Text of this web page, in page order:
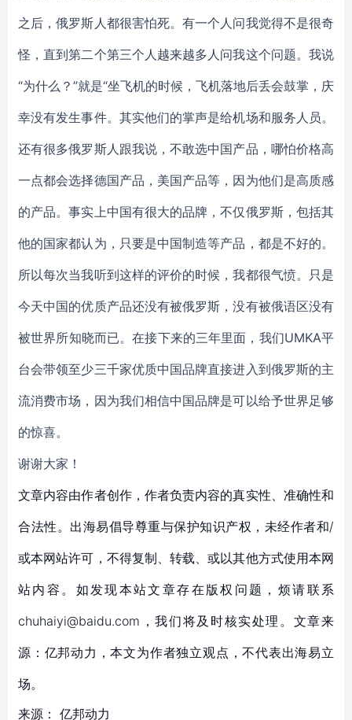
之后，俄罗斯人都很害怕死。有一个人问我觉得不是很奇
怪，直到第二个第三个人越来越多人问我这个问题。我说
“为什么？”就是“坐飞机的时候，飞机落地后丢会鼓掌，庆
幸没有发生事件。其实他们的掌声是给机场和服务人员。
还有很多俄罗斯人跟我说，不敢选中国产品，哪怕价格高
一点都会选择德国产品，美国产品等，因为他们是高质感
的产品。事实上中国有很大的品牌，不仅俄罗斯，包括其
他的国家都认为，只要是中国制造等产品，都是不好的。
所以每次当我听到这样的评价的时候，我都很气愤。只是
今天中国的优质产品还没有被俄罗斯，没有被俄语区没有
被世界所知晓而已。在接下来的三年里面，我们UMKA平
台会带领至少三千家优质中国品牌直接进入到俄罗斯的主
流消费市场，因为我们相信中国品牌是可以给予世界足够
的惊喜。
谢谢大家！
文章内容由作者创作，作者负责内容的真实性、准确性和
合法性。出海易倡导尊重与保护知识产权，未经作者和/
或本网站许可，不得复制、转载、或以其他方式使用本网
站内容。如发现本站文章存在版权问题，烦请联系
chuhaiyi@baidu.com，我们将及时核实处理。文章来
源：亿邦动力，本文为作者独立观点，不代表出海易立
场。
来源： 亿邦动力